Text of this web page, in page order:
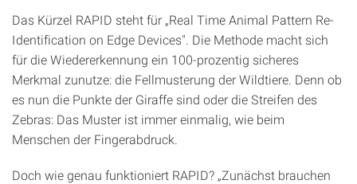
Das Kürzel RAPID steht für „Real Time Animal Pattern Re-
Identification on Edge Devices". Die Methode macht sich
für die Wiedererkennung ein 100-prozentig sicheres
Merkmal zunutze: die Fellmusterung der Wildtiere. Denn ob
es nun die Punkte der Giraffe sind oder die Streifen des
Zebras: Das Muster ist immer einmalig, wie beim
Menschen der Fingerabdruck.
Doch wie genau funktioniert RAPID? „Zunächst brauchen